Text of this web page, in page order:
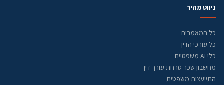
ניווט מהיר
כל המאמרים
כל עורכי הדין
כלי AI משפטיים
מחשבון שכר טרחת עורך דין
התייעצות משפטית